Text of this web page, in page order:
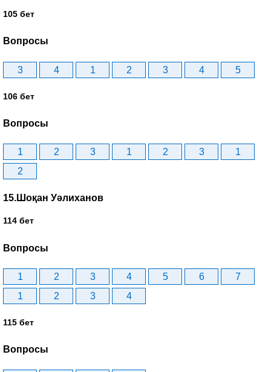
105 бет
Вопросы
3 4 1 2 3 4 5
106 бет
Вопросы
1 2 3 1 2 3
1
2
15.Шоқан Уәлиханов
114 бет
Вопросы
1 2 3 4 5 6
7
1
2 3 4
115 бет
Вопросы